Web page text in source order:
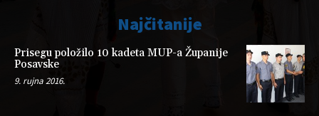
Najčitanije
Prisegu položilo 10 kadeta MUP-a Županije
Posavske
9. rujna 2016.